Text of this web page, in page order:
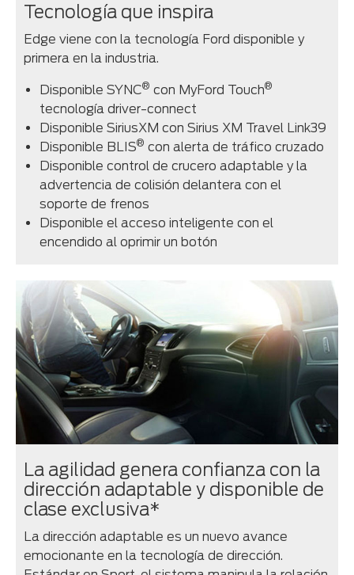
Tecnología que inspira
Edge viene con la tecnología Ford disponible y
primera en la industria.
Disponible SYNC® con MyFord Touch®
tecnología driver-connect
Disponible SiriusXM con Sirius XM Travel Link39
Disponible BLIS® con alerta de tráfico cruzado
Disponible control de crucero adaptable y la
advertencia de colisión delantera con el
soporte de frenos
Disponible el acceso inteligente con el
encendido al oprimir un botón
La agilidad genera confianza con la
dirección adaptable y disponible de
clase exclusiva*
La dirección adaptable es un nuevo avance
emocionante en la tecnología de dirección.